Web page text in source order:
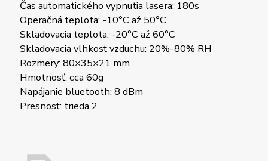
Čas automatického vypnutia lasera: 180s
Operačná teplota: -10°C až 50°C
Skladovacia teplota: -20°C až 60°C
Skladovacia vlhkosť vzduchu: 20%-80% RH
Rozmery: 80×35×21 mm
Hmotnosť: cca 60g
Napájanie bluetooth: 8 dBm
Presnosť: trieda 2